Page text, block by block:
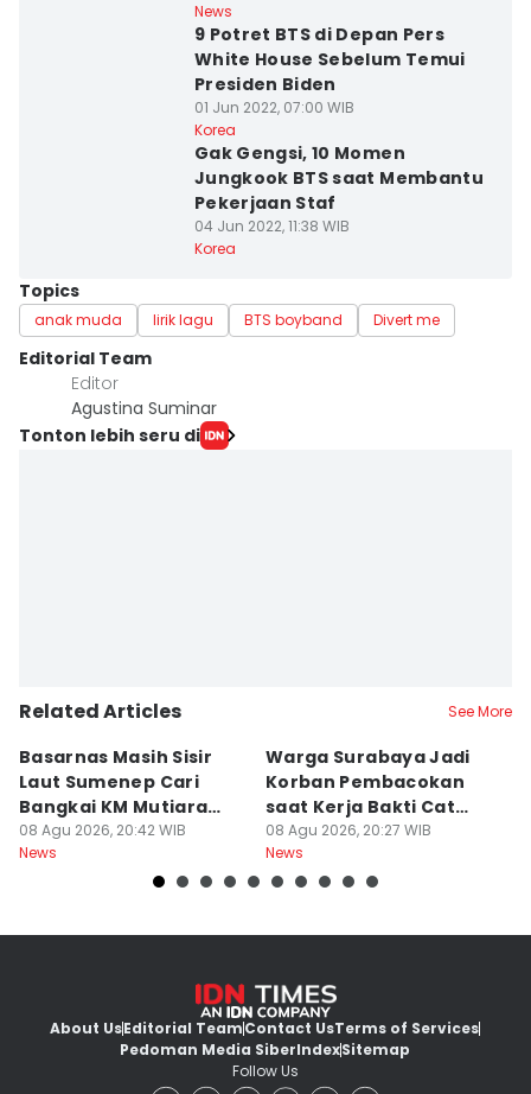
News
9 Potret BTS di Depan Pers
White House Sebelum Temui
Presiden Biden
01 Jun 2022, 07:00 WIB
Korea
Gak Gengsi, 10 Momen
Jungkook BTS saat Membantu
Pekerjaan Staf
04 Jun 2022, 11:38 WIB
Korea
Topics
anak muda lirik lagu BTS boyband Divert me
Editorial Team
Editor
Agustina Suminar
Tonton lebih seru di
Related Articles See More
Basarnas Masih Sisir
Laut Sumenep Cari
Bangkai KM Mutiara
Sentosa II
08 Agu 2026, 20:42 WIB
News
Warga Surabaya Jadi
Korban Pembacokan
saat Kerja Bakti Cat
Gapura
08 Agu 2026, 20:27 WIB
News
About UsEditorial TeamContact UsTerms of Services
Pedoman Media SiberIndexSitemap
Follow Us